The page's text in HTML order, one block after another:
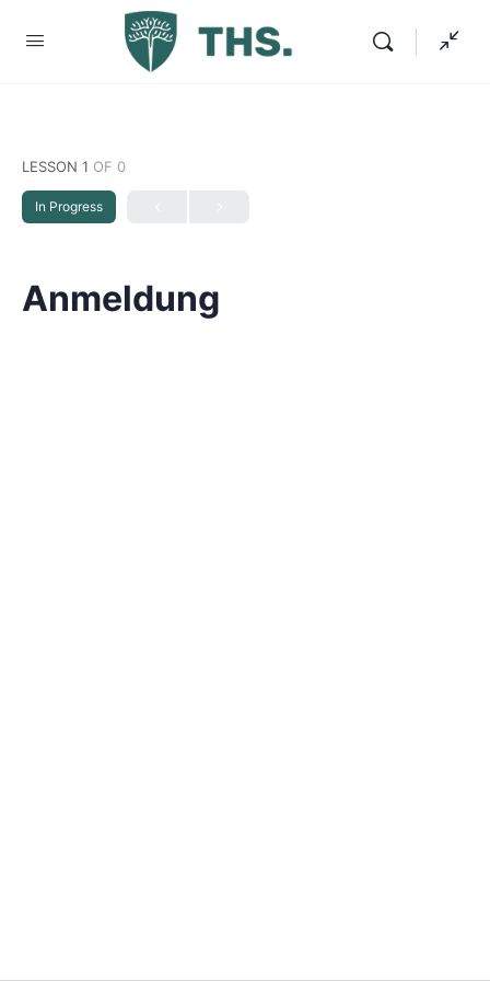
LESSON 1 OF 0
In Progress
Anmeldung